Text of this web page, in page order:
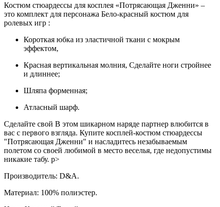
Костюм стюардессы для косплея «Потрясающая Дженни» –
это комплект для персонажа Бело-красный костюм для
ролевых игр :
Короткая юбка из эластичной ткани с мокрым
эффектом,
Красная вертикальная молния, Сделайте ноги стройнее
и длиннее;
Шляпа форменная;
Атласный шарф.
Сделайте свой В этом шикарном наряде партнер влюбится в
вас с первого взгляда. Купите косплей-костюм стюардессы
"Потрясающая Дженни" и насладитесь незабываемым
полетом со своей любимой в место веселья, где недопустимы
никакие табу. p>
Производитель: D&A.
Материал: 100% полиэстер.